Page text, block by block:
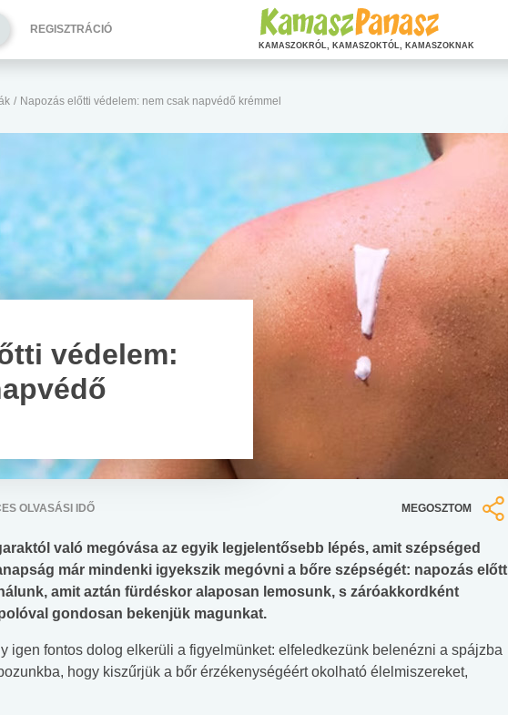
/ Napozás előtti védelem: nem csak napvédő krémmel
védelem:
OLVASÁSI IDŐ MEGOSZTOM
való megóvása az egyik legjelentősebb lépés, amit szépséged
már mindenki igyekszik megóvni a bőre szépségét: napozás előtt
amit aztán fürdéskor alaposan lemosunk, s záróakkordként
gondosan bekenjük magunkat.
igen fontos dolog elkerüli a figyelmünket: elfeledkezünk belenézni a spájzba
hogy kiszűrjük a bőr érzékenységéért okolható élelmiszereket,
REGISZTRÁCIÓ
KAMASZOKRÓL, KAMASZOKTÓL, KAMASZOKNAK